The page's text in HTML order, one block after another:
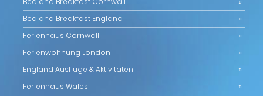
Bed and Breakfast England
Ferienhaus Cornwall
Ferienwohnung London
England Ausflüge & Aktivitäten
Ferienhaus Wales